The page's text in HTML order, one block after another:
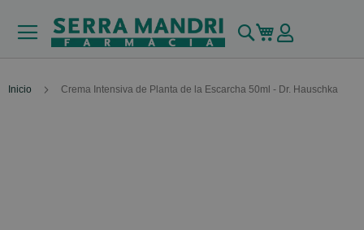
Buscar
Mi carrito
Inicio Crema Intensiva de Planta de la Escarcha 50ml - Dr. Hauschka